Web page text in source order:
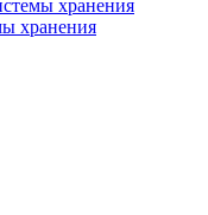
хранения